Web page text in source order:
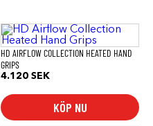
HD AIRFLOW COLLECTION HEATED HAND
GRIPS
4.120 SEK
KÖP NU